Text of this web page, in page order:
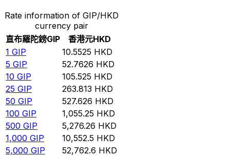
Rate information of GIP/HKD
currency pair
直布羅陀鎊GIP 香港元HKD
1 GIP 10.5525 HKD
5 GIP 52.7626 HKD
10 GIP 105.525 HKD
25 GIP 263.813 HKD
50 GIP 527.626 HKD
100 GIP 1,055.25 HKD
500 GIP 5,276.26 HKD
1,000 GIP 10,552.5 HKD
5,000 GIP 52,762.6 HKD